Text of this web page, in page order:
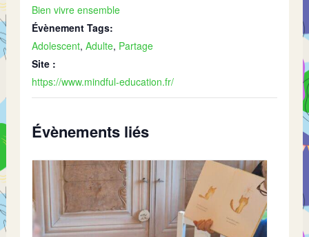
Bien vivre ensemble
Évènement Tags:
Adolescent,Adulte, Partage
Site :
https://www.mindful-education.fr/
Évènements liés